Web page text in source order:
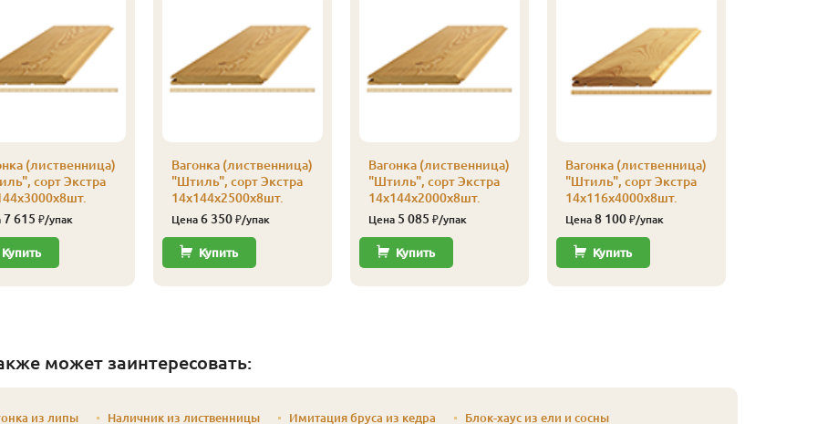
(лиственница)
сорт Экстра
7 615 ₽/упак
Купить
Вагонка (лиственница)
"Штиль", сорт Экстра
14х144х2500х8шт.
Цена 6 350₽/упак
Купить
Вагонка (лиственница)
"Штиль", сорт Экстра
14х144х2000х8шт.
Цена 5 085 ₽/упак
Купить
Вагонка (лиственница)
"Штиль", сорт Экстра
14х116х4000х8шт.
Цена 8 100₽/упак
Купить
может заинтересовать:
из липы Наличник из лиственницы Имитация бруса из кедра Блок-хаус из ели и сосны